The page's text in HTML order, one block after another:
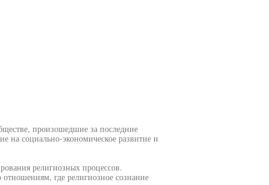
произошедшие за последние
на социально-экономическое развитие и
религиозных процессов.
где религиозное сознание